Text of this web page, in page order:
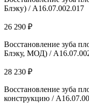
Блэку) / А16.07.002.017
26 290 ₽
Восстановление зуба
Блэку, МОД) /
28 230 ₽
Восстановление зуба
конструкцию /